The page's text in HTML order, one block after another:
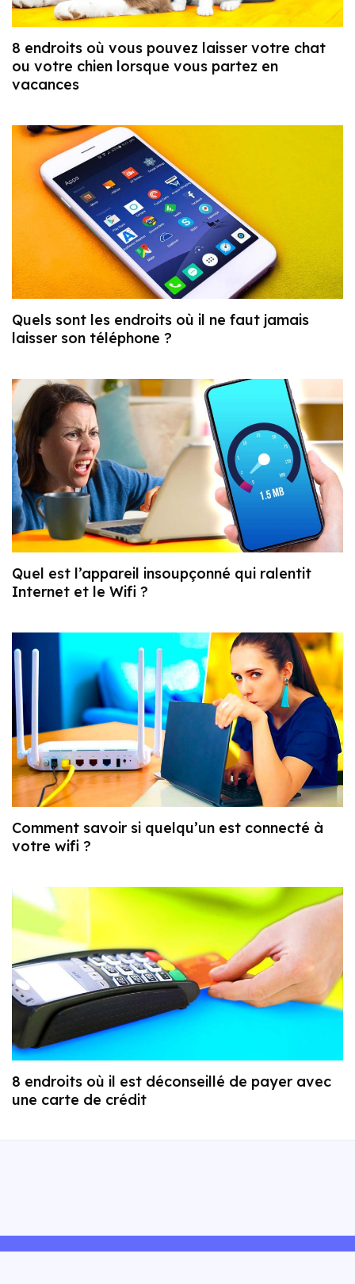
8 endroits où vous pouvez laisser votre chat
ou votre chien lorsque vous partez en
vacances
Quels sont les endroits où il ne faut jamais
laisser son téléphone ?
Quel est l’appareil insoupçonné qui ralentit
Internet et le Wifi ?
Comment savoir si quelqu’un est connecté à
votre wifi ?
8 endroits où il est déconseillé de payer avec
une carte de crédit